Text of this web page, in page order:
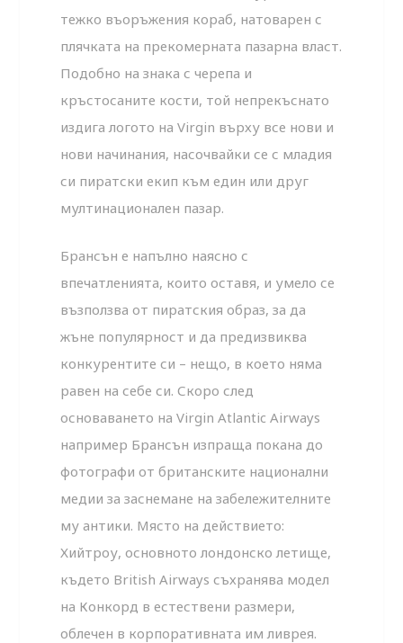
тежко въоръжения кораб, натоварен с
плячката на прекомерната пазарна власт.
Подобно на знака с черепа и
кръстосаните кости, той непрекъснато
издига логото на Virgin върху все нови и
нови начинания, насочвайки се с младия
си пиратски екип към един или друг
мултинационален пазар.
Брансън е напълно наясно с
впечатленията, които оставя, и умело се
възползва от пиратския образ, за да
жъне популярност и да предизвиква
конкурентите си – нещо, в което няма
равен на себе си. Скоро след
основаването на Virgin Atlantic Airways
например Брансън изпраща покана до
фотографи от британските национални
медии за заснемане на забележителните
му антики. Място на действието:
Хийтроу, основното лондонско летище,
където British Airways съхранява модел
на Конкорд в естествени размери,
облечен в корпоративната им ливрея.